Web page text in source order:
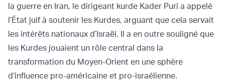
la guerre en Iran, le dirigeant kurde Kader Puri a appelé
l’État juif à soutenir les Kurdes, arguant que cela servait
les intérêts nationaux d’Israël. Il a en outre souligné que
les Kurdes jouaient un rôle central dans la
transformation du Moyen-Orient en une sphère
d’influence pro-américaine et pro-israélienne.